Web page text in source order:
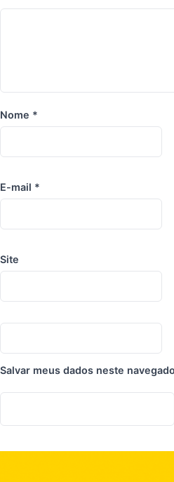
Nome *
E-mail *
Site
Salvar meus dados neste